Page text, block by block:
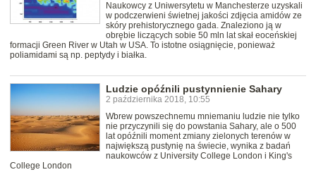
Naukowcy z Uniwersytetu w Manchesterze uzyskali
w podczerwieni świetnej jakości zdjęcia amidów ze
skóry prehistorycznego gada. Znaleziono ją w
obrębie liczących sobie 50 mln lat skał eoceńskiej
formacji Green River w Utah w USA. To istotne osiągnięcie, ponieważ
poliamidami są np. peptydy i białka.
Ludzie opóźnili pustynnienie Sahary
2 października 2018, 10:55
Wbrew powszechnemu mniemaniu ludzie nie tylko
nie przyczynili się do powstania Sahary, ale o 500
lat opóźnili moment zmiany zielonych terenów w
największą pustynię na świecie, wynika z badań
naukowców z University College London i King's
College London